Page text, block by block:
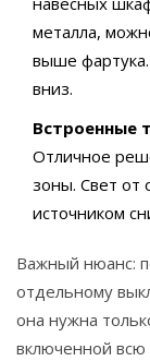
металла,
выше
вниз.
Встроенные
Отличное
зоны. Свет от
источником
Важный нюанс:
отдельному
она нужна
включенной всю